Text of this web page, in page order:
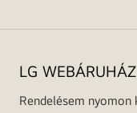
LG WEBÁRUHÁZ
Rendelésem nyomon